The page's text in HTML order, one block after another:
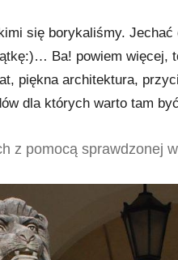
się borykaliśmy.
Ba! powiem więcej,
piękna architektura,
dla których warto tam
z pomocą sprawdzonej